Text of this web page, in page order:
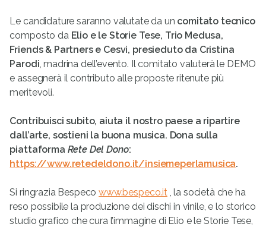
Le candidature saranno valutate da un comitato tecnico
composto da Elio e le Storie Tese, Trio Medusa,
Friends & Partners e Cesvi, presieduto da Cristina
Parodi, madrina dell’evento. Il comitato valuterà le DEMO
e assegnerà il contributo alle proposte ritenute più
meritevoli.
Contribuisci subito, aiuta il nostro paese a ripartire
dall’arte, sostieni la buona musica. Dona sulla
piattaforma Rete Del Dono:
https://www.retedeldono.it/insiemeperlamusica.
Si ringrazia Bespecowww.bespeco.it, la società che ha
reso possibile la produzione dei dischi in vinile, e lo storico
studio grafico che cura l’immagine di Elio e le Storie Tese,